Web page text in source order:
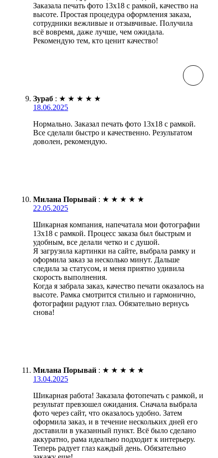
Заказала печать фото 13х18 с рамкой, качество на
высоте. Простая процедура оформления заказа,
сотрудники вежливые и отзывчивые. Получила
всё вовремя, даже лучше, чем ожидала.
Рекомендую тем, кто ценит качество!
Зураб : ★ ★ ★ ★ ★
18.06.2025
Нормально. Заказал печать фото 13х18 с рамкой.
Все сделали быстро и качественно. Результатом
доволен, рекомендую.
Милана Порывай : ★ ★ ★ ★ ★
22.05.2025
Шикарная компания, напечатала мои фотографии
13х18 с рамкой. Процесс заказа был быстрым и
удобным, все делали четко и с душой.
Я загрузила картинки на сайте, выбрала рамку и
оформила заказ за несколько минут. Дальше
следила за статусом, и меня приятно удивила
скорость выполнения.
Когда я забрала заказ, качество печати оказалось на
высоте. Рамка смотрится стильно и гармонично,
фотографии радуют глаз. Обязательно вернусь
снова!
Милана Порывай : ★ ★ ★ ★ ★
13.04.2025
Шикарная работа! Заказала фотопечать с рамкой, и
результат превзошел ожидания. Сначала выбрала
фото через сайт, что оказалось удобно. Затем
оформила заказ, и в течение нескольких дней его
доставили в указанный пункт. Всё было сделано
аккуратно, рама идеально подходит к интерьеру.
Теперь радует глаз каждый день. Обязательно